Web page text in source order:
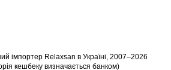
імпортер Relaxsan в Україні, 2007–2026
кешбеку визначається банком)